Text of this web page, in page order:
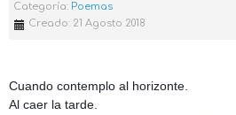
Categoría: Poemas
Creado: 21 Agosto 2018
Cuando contemplo al horizonte.
Al caer la tarde.